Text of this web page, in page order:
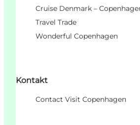
Cruise Denmark –
Travel Trade
Wonderful Copenhagen
Kontakt
Contact Visit Copenhagen